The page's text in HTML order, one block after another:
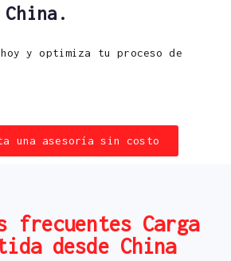
y optimiza tu proceso de
una asesoría sin costo
frecuentes Carga
desde China